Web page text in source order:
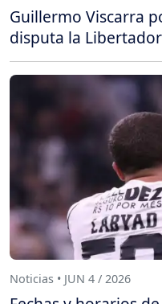
Guillermo Viscarra
disputa la
Noticias • JUN 4 / 2026